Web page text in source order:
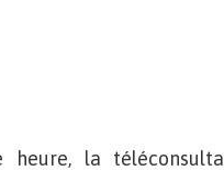
heure, la